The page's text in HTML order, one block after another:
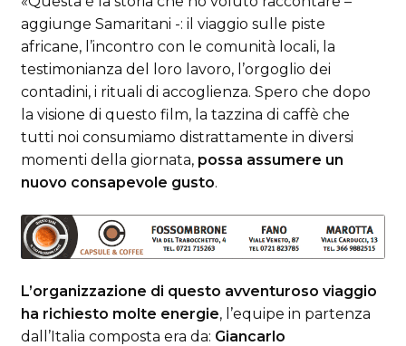
aggiunge Samaritani -: il viaggio sulle piste
africane, l’incontro con le comunità locali, la
testimonianza del loro lavoro, l’orgoglio dei
contadini, i rituali di accoglienza. Spero che dopo
la visione di questo film, la tazzina di caffè che
tutti noi consumiamo distrattamente in diversi
momenti della giornata, possa assumere un
nuovo consapevole gusto.
L’organizzazione di questo avventuroso viaggio
ha richiesto molte energie, l’equipe in partenza
dall’Italia composta era da: Giancarlo